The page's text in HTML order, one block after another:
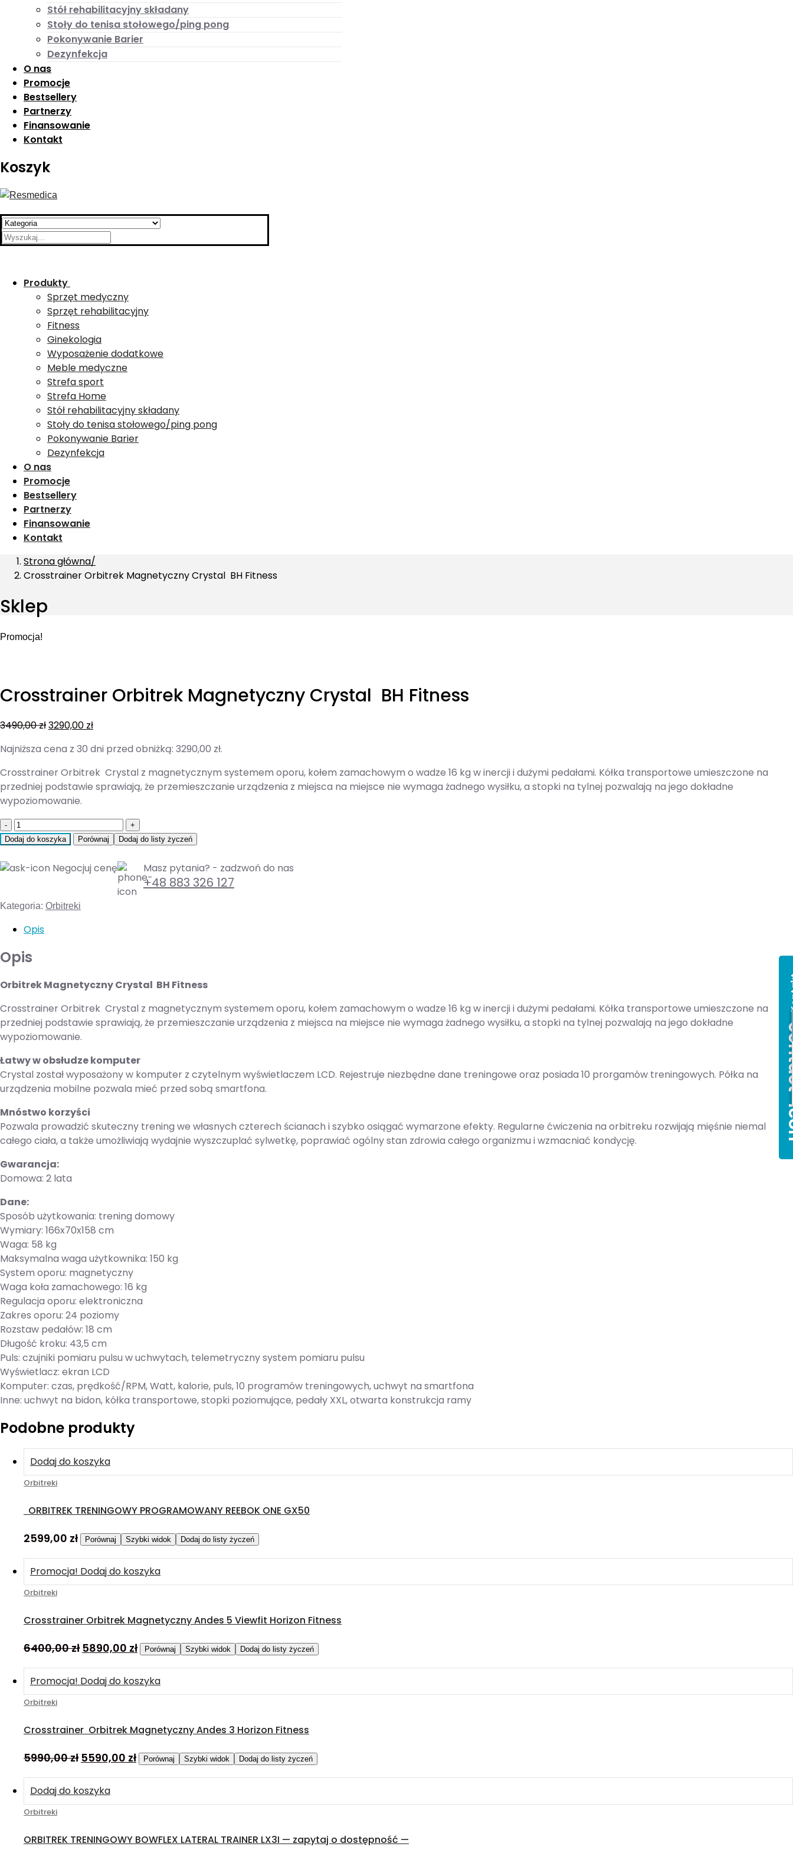
Stół rehabilitacyjny składany
Stoły do tenisa stołowego/ping pong
Pokonywanie Barier
Dezynfekcja
O nas
Promocje
Bestsellery
Partnerzy
Finansowanie
Kontakt
Koszyk
Search
for:
Produkty
Sprzęt medyczny
Sprzęt rehabilitacyjny
Fitness
Ginekologia
Wyposażenie dodatkowe
Meble medyczne
Strefa sport
Strefa Home
Stół rehabilitacyjny składany
Stoły do tenisa stołowego/ping pong
Pokonywanie Barier
Dezynfekcja
O nas
Promocje
Bestsellery
Partnerzy
Finansowanie
Kontakt
Strona główna
Crosstrainer Orbitrek Magnetyczny Crystal BH Fitness
Sklep
Promocja!
Crosstrainer Orbitrek Magnetyczny Crystal BH Fitness
3490,00zł3290,00 zł
Najniższa cena z 30 dni przed obniżką: 3290,00 zł.
Crosstrainer Orbitrek Crystal z magnetycznym systemem oporu, kołem zamachowym o wadze 16 kg w inercji i dużymi pedałami. Kółka transportowe umieszczone na
przedniej podstawie sprawiają, że przemieszczanie urządzenia z miejsca na miejsce nie wymaga żadnego wysiłku, a stopki na tylnej pozwalają na jego dokładne
wypoziomowanie.
Quantity
Dodaj do koszyka Porównaj Dodaj do listy życzeń
Negocjuj cenę Masz pytania? - zadzwoń do nas
+48 883 326 127
Kategoria: Orbitreki
Opis
Opis
Orbitrek Magnetyczny Crystal BH Fitness
Crosstrainer Orbitrek Crystal z magnetycznym systemem oporu, kołem zamachowym o wadze 16 kg w inercji i dużymi pedałami. Kółka transportowe umieszczone na
przedniej podstawie sprawiają, że przemieszczanie urządzenia z miejsca na miejsce nie wymaga żadnego wysiłku, a stopki na tylnej pozwalają na jego dokładne
wypoziomowanie.
Łatwy w obsłudze komputer
Crystal został wyposażony w komputer z czytelnym wyświetlaczem LCD. Rejestruje niezbędne dane treningowe oraz posiada 10 prorgamów treningowych. Półka na
urządzenia mobilne pozwala mieć przed sobą smartfona.
Mnóstwo korzyści
Pozwala prowadzić skuteczny trening we własnych czterech ścianach i szybko osiągać wymarzone efekty. Regularne ćwiczenia na orbitreku rozwijają mięśnie niemal
całego ciała, a także umożliwiają wydajnie wyszczuplać sylwetkę, poprawiać ogólny stan zdrowia całego organizmu i wzmacniać kondycję.
Gwarancja:
Domowa: 2 lata
Dane:
Sposób użytkowania: trening domowy
Wymiary: 166x70x158 cm
Waga: 58 kg
Maksymalna waga użytkownika: 150 kg
System oporu: magnetyczny
Waga koła zamachowego: 16 kg
Regulacja oporu: elektroniczna
Zakres oporu: 24 poziomy
Rozstaw pedałów: 18 cm
Długość kroku: 43,5 cm
Puls: czujniki pomiaru pulsu w uchwytach, telemetryczny system pomiaru pulsu
Wyświetlacz: ekran LCD
Komputer: czas, prędkość/RPM, Watt, kalorie, puls, 10 programów treningowych, uchwyt na smartfona
Inne: uchwyt na bidon, kółka transportowe, stopki poziomujące, pedały XXL, otwarta konstrukcja ramy
Podobne produkty
Dodaj do koszyka
Orbitreki
ORBITREK TRENINGOWY PROGRAMOWANY REEBOK ONE GX50
2599,00 zł Porównaj Szybki widok Dodaj do listy życzeń
Promocja! Dodaj do koszyka
Orbitreki
Crosstrainer Orbitrek Magnetyczny Andes 5 Viewfit Horizon Fitness
6400,00zł 5890,00 zł Porównaj Szybki widok Dodaj do listy życzeń
Promocja! Dodaj do koszyka
Orbitreki
Crosstrainer Orbitrek Magnetyczny Andes 3 Horizon Fitness
5990,00zł 5590,00 zł Porównaj Szybki widok Dodaj do listy życzeń
Dodaj do koszyka
Orbitreki
ORBITREK TRENINGOWY BOWFLEX LATERAL TRAINER LX3I — zapytaj o dostępność —